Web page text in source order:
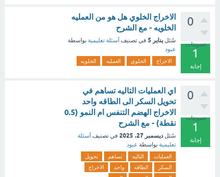
0
تصويتات
1
إجابة
الاخراج الخلوي هل هو من العمليه
الخلويه - مع الشرح
سُئل يناير 5 في تصنيف أسئلة تعليمية بواسطة
عبود
الاخراج الخلوي العمليه الخلويه
0
تصويتات
1
إجابة
اي العمليات التاليه تساهم في
تحويل السكر الى الطاقه واحد
الاخراج الهضم التنفس ام النمو (0.5
نقطة) - مع الشرح
سُئل ديسمبر 27، 2025 في تصنيف أسئلة
تعليمية بواسطة عبود
العمليات التاليه تساهم
تحويل
السكر
الطاقه واحد
الاخراج